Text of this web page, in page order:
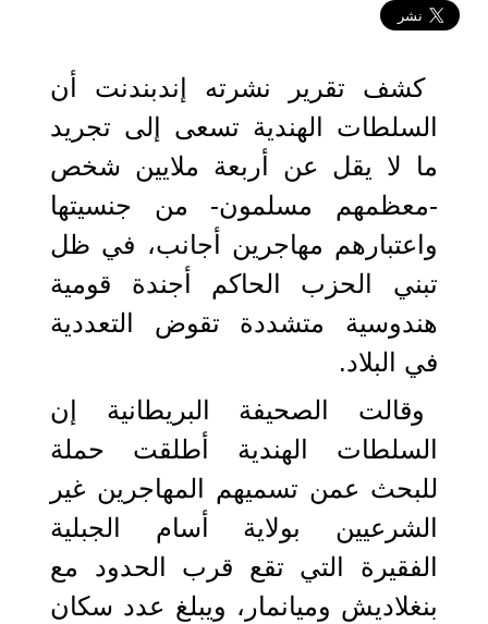
كشف تقرير نشرته إندبندنت أن
السلطات الهندية تسعى إلى تجريد
ما لا يقل عن أربعة ملايين شخص
-معظمهم مسلمون- من جنسيتها
واعتبارهم مهاجرين أجانب، في ظل
تبني الحزب الحاكم أجندة قومية
هندوسية متشددة تقوض التعددية
في البلاد.
وقالت الصحيفة البريطانية إن
السلطات الهندية أطلقت حملة
للبحث عمن تسميهم المهاجرين غير
الشرعيين بولاية أسام الجبلية
الفقيرة التي تقع قرب الحدود مع
بنغلاديش وميانمار، ويبلغ عدد سكان